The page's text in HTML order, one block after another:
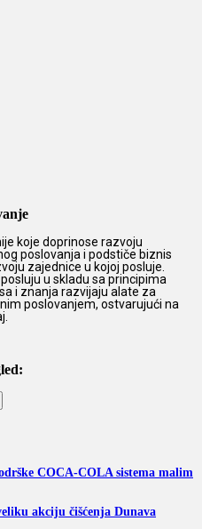
koje doprinose razvoju
poslovanja i podstiče biznis
zajednice u kojoj posluje.
u skladu sa principima
i znanja razvijaju alate za
poslovanjem, ostvarujući na
COCA-COLA sistema malim
akciju čišćenja Dunava